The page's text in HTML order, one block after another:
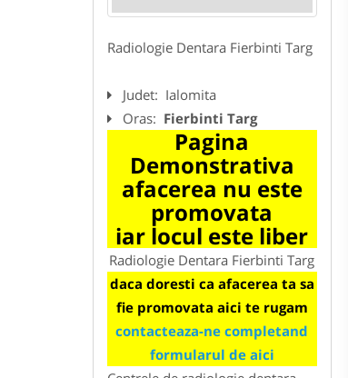
Radiologie Dentara Fierbinti Targ
Judet: Ialomita
Oras: Fierbinti Targ
Pagina
Demonstrativa
afacerea nu este
promovata
iar locul este liber
Radiologie Dentara Fierbinti Targ
daca doresti ca afacerea ta sa
fie promovata aici te rugam
contacteaza-ne completand
formularul de aici